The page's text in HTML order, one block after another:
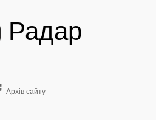
Радар
Архів сайту